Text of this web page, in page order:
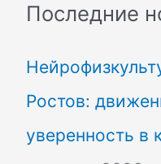
к
:
Последние
Ростов:
уверенность в